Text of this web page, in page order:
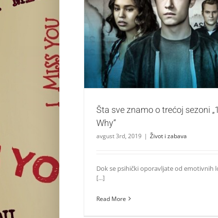
Šta sve znamo o trećoj sezoni „13
Život i zabava
Šta sve znamo o trećoj sezoni
Why“
avgust 3rd, 2019 | Život i zabava
Dok se psihički oporavljate od emotivnih
[...]
Read More